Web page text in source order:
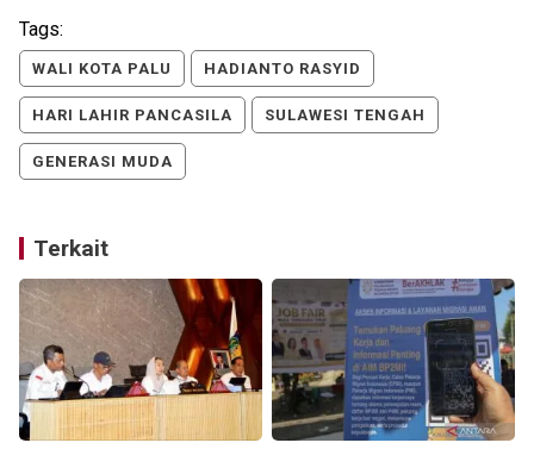
Tags:
WALI KOTA PALU HADIANTO RASYID
HARI LAHIR PANCASILA SULAWESI TENGAH
GENERASI MUDA
Terkait